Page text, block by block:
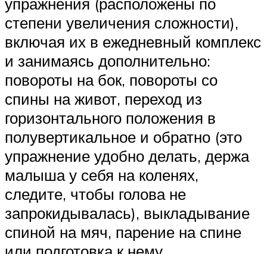
степени увеличения сложности),
включая их в ежедневный комплекс
и занимаясь дополнительно:
повороты на бок, повороты со
спины на живот, переход из
горизонтального положения в
полувертикальное и обратно (это
упражнение удобно делать, держа
малыша у себя на коленях,
следите, чтобы голова не
запрокидывалась), выкладывание
спиной на мяч, парение на спине